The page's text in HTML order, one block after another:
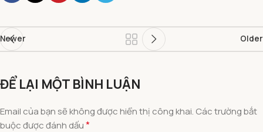
Newer Older
ĐỂ LẠI MỘT BÌNH LUẬN
Email của bạn sẽ không được hiển thị công khai. Các trường bắt
buộc được đánh dấu*